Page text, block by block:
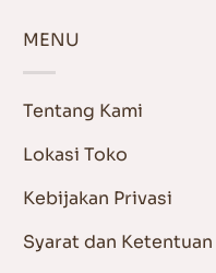
MENU
Tentang Kami
Lokasi Toko
Kebijakan Privasi
Syarat dan Ketentuan